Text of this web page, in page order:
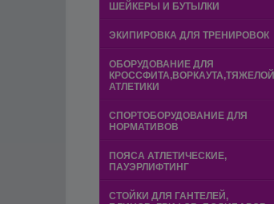
ШЕЙКЕРЫ И БУТЫЛКИ
ЭКИПИРОВКА ДЛЯ ТРЕНИРОВОК
ОБОРУДОВАНИЕ ДЛЯ
КРОССФИТА,ВОРКАУТА,ТЯЖЕЛОЙ
АТЛЕТИКИ
СПОРТОБОРУДОВАНИЕ ДЛЯ
НОРМАТИВОВ
ПОЯСА АТЛЕТИЧЕСКИЕ,
ПАУЭРЛИФТИНГ
СТОЙКИ ДЛЯ ГАНТЕЛЕЙ,